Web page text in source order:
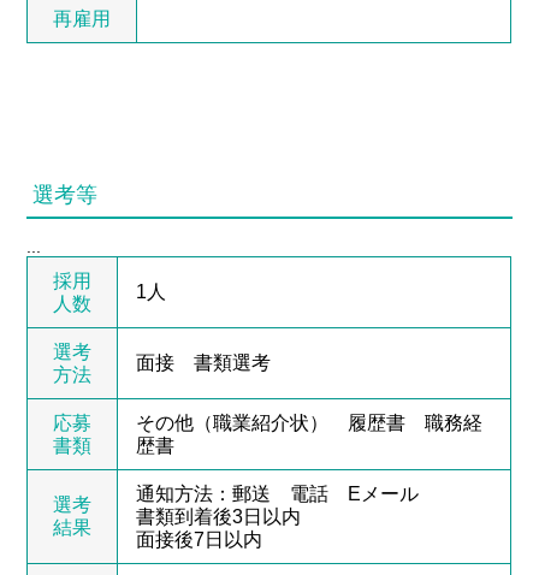
再雇用
選考等
採用
人数
1人
選考
方法
面接 書類選考
応募
書類
その他（職業紹介状） 履歴書 職務経
歴書
選考
結果
通知方法：郵送 電話 Eメール
書類到着後3日以内
面接後7日以内